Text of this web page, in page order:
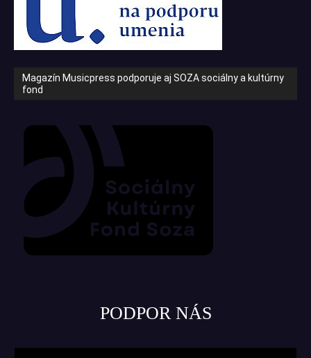
Magazín Musicpress podporuje aj SOZA sociálny a kultúrny
fond
PODPOR NÁS